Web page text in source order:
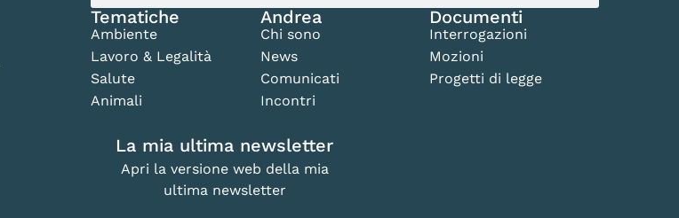
Tematiche
Ambiente
Lavoro & Legalità
Salute
Animali
Andrea
Chi sono
News
Comunicati
Incontri
Documenti
Interrogazioni
Mozioni
Progetti di legge
La mia ultima newsletter
Apri la versione web della mia
ultima newsletter